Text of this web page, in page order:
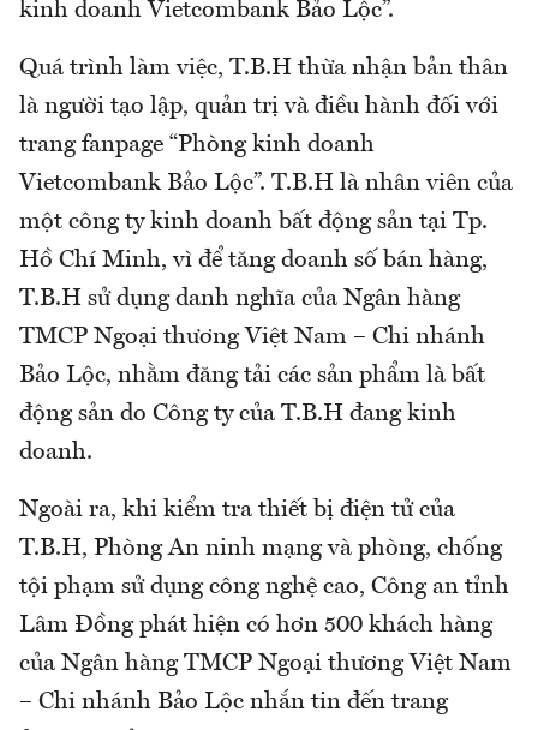
kinh doanh Vietcombank Bảo Lộc”.
Quá trình làm việc, T.B.H thừa nhận bản thân
là người tạo lập, quản trị và điều hành đối với
trang fanpage “Phòng kinh doanh
Vietcombank Bảo Lộc”. T.B.H là nhân viên của
một công ty kinh doanh bất động sản tại Tp.
Hồ Chí Minh, vì để tăng doanh số bán hàng,
T.B.H sử dụng danh nghĩa của Ngân hàng
TMCP Ngoại thương Việt Nam – Chi nhánh
Bảo Lộc, nhằm đăng tải các sản phẩm là bất
động sản do Công ty của T.B.H đang kinh
doanh.
Ngoài ra, khi kiểm tra thiết bị điện tử của
T.B.H, Phòng An ninh mạng và phòng, chống
tội phạm sử dụng công nghệ cao, Công an tỉnh
Lâm Đồng phát hiện có hơn 500 khách hàng
của Ngân hàng TMCP Ngoại thương Việt Nam
– Chi nhánh Bảo Lộc nhắn tin đến trang